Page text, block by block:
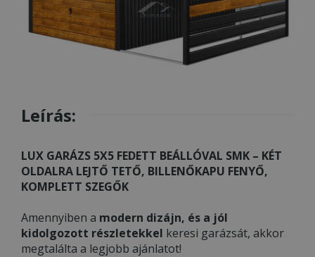
Leírás:
LUX GARÁZS 5X5 FEDETT BEÁLLÓVAL SMK – KÉT
OLDALRA LEJTŐ TETŐ, BILLENŐKAPU FENYŐ,
KOMPLETT SZEGŐK
Amennyiben a modern dizájn, és a jól
kidolgozott részletekkel keresi garázsát, akkor
megtalálta a legjobb ajánlatot!